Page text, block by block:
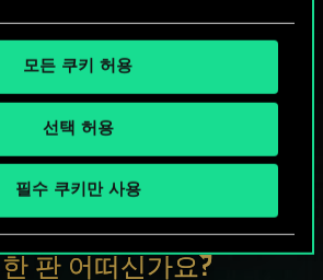
모든 쿠키 허용
선택 허용
필수 쿠키만 사용
판 어떠신가요?